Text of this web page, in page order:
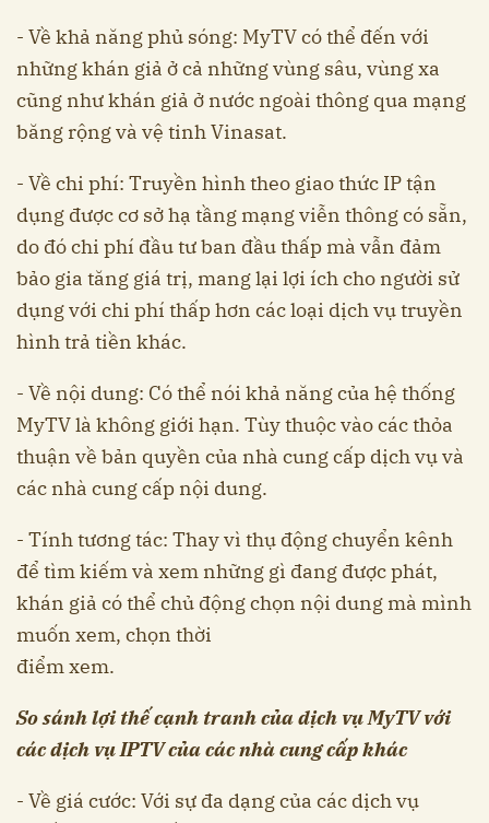
- Về khả năng phủ sóng: MyTV có thể đến với
những khán giả ở cả những vùng sâu, vùng xa
cũng như khán giả ở nước ngoài thông qua mạng
băng rộng và vệ tinh Vinasat.
- Về chi phí: Truyền hình theo giao thức IP tận
dụng được cơ sở hạ tầng mạng viễn thông có sẵn,
do đó chi phí đầu tư ban đầu thấp mà vẫn đảm
bảo gia tăng giá trị, mang lại lợi ích cho người sử
dụng với chi phí thấp hơn các loại dịch vụ truyền
hình trả tiền khác.
- Về nội dung: Có thể nói khả năng của hệ thống
MyTV là không giới hạn. Tùy thuộc vào các thỏa
thuận về bản quyền của nhà cung cấp dịch vụ và
các nhà cung cấp nội dung.
- Tính tương tác: Thay vì thụ động chuyển kênh
để tìm kiếm và xem những gì đang được phát,
khán giả có thể chủ động chọn nội dung mà mình
muốn xem, chọn thời
điểm xem.
So sánh lợi thế cạnh tranh của dịch vụ MyTV với
các dịch vụ IPTV của các nhà cung cấp khác
- Về giá cước: Với sự đa dạng của các dịch vụ